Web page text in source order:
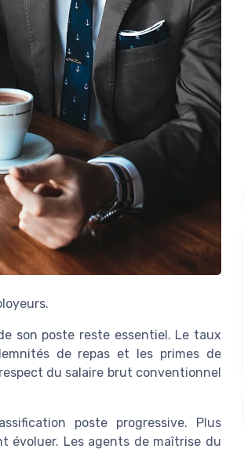
son poste reste essentiel. Le taux
de repas et les primes de
du salaire brut conventionnel
poste progressive. Plus
évoluer. Les agents de maîtrise du